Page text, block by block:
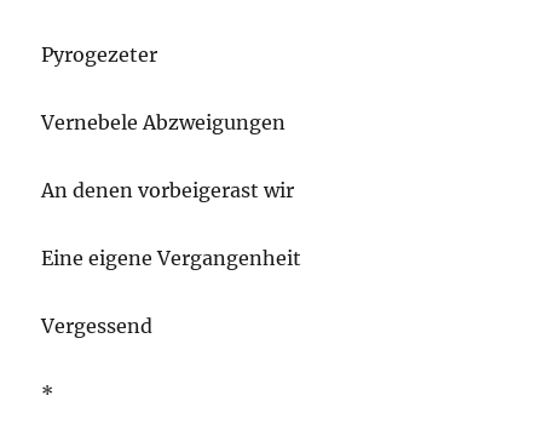
Pyrogezeter
Vernebele Abzweigungen
An denen vorbeigerast wir
Eine eigene Vergangenheit
Vergessend
*